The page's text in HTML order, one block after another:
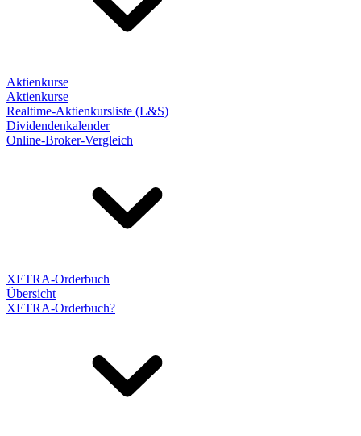
Aktienkurse
Aktienkurse
Realtime-Aktienkursliste (L&S)
Dividendenkalender
Online-Broker-Vergleich
XETRA-Orderbuch
Übersicht
XETRA-Orderbuch?